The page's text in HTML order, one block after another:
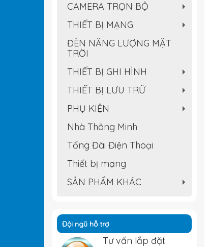
CAMERA TRỌN BỘ
THIẾT BỊ MẠNG
ĐÈN NĂNG LƯỢNG MẶT
TRỜI
THIẾT BỊ GHI HÌNH
THIẾT BỊ LƯU TRỮ
PHỤ KIỆN
Nhà Thông Minh
Tổng Đài Điện Thoại
Thiết bị mạng
SẢN PHẨM KHÁC
Đội ngũ hỗ trợ
Tư vấn lắp đặt